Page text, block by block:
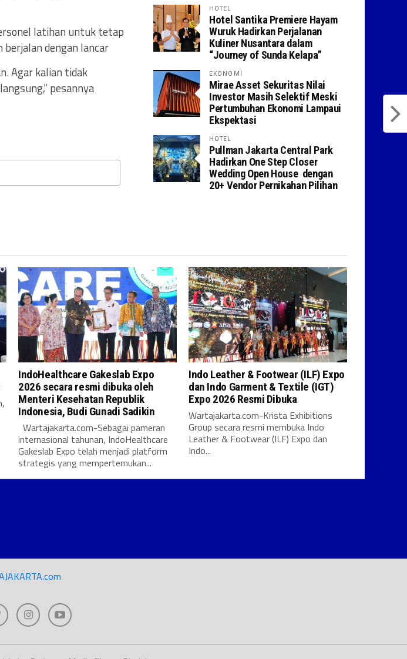
latihan untuk tetap
dengan lancar
Agar kalian tidak
pesannya
HOTEL
Hotel Santika Premiere Hayam
Wuruk Hadirkan Perjalanan
Kuliner Nusantara dalam
“Journey of Sunda Kelapa”
EKONOMI
Mirae Asset Sekuritas Nilai
Investor Masih Selektif Meski
Pertumbuhan Ekonomi Lampaui
Ekspektasi
HOTEL
Pullman Jakarta Central Park
Hadirkan One Step Closer
Wedding Open House dengan
20+ Vendor Pernikahan Pilihan
IndoHealthcare Gakeslab Expo
2026 secara resmi dibuka oleh
Menteri Kesehatan Republik
Indonesia, Budi Gunadi Sadikin
Wartajakarta.com-Sebagai pameran
internasional tahunan, IndoHealthcare
Gakeslab Expo telah menjadi platform
strategis yang mempertemukan...
Indo Leather & Footwear (ILF) Expo
dan Indo Garment & Textile (IGT)
Expo 2026 Resmi Dibuka
Wartajakarta.com-Krista Exhibitions
Group secara resmi membuka Indo
Leather & Footwear (ILF) Expo dan
Indo...